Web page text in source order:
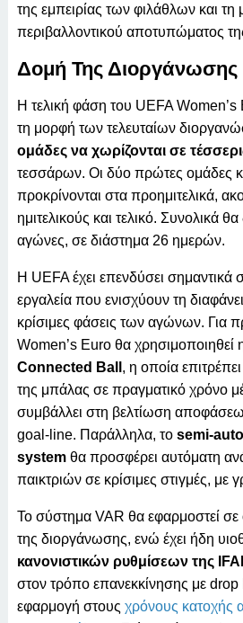
της εμπειρίας των φιλάθλων και τη
περιβαλλοντικού αποτυπώματος
Δομή Της Διοργάνωσης
Η τελική φάση του UEFA
τη μορφή των τελευταίων
ομάδες να χωρίζονται σε
τεσσάρων. Οι δύο πρώτες ομάδες
προκρίνονται στα προημιτελικά,
ημιτελικούς και τελικό. Συνολικά
αγώνες, σε διάστημα 26 ημερών.
Η UEFA έχει επενδύσει σημαντικά
εργαλεία που ενισχύουν τη
κρίσιμες φάσεις των αγώνων. Για
Women’s Euro θα χρησιμοποιηθεί
Connected Ball , η οποία
της μπάλας σε πραγματικό χρόνο
συμβάλλει στη βελτίωση
goal-line. Παράλληλα, το semi-
systemθα προσφέρει αυτόματη
παικτριών σε κρίσιμες στιγμές, με
Το σύστημα VAR θα εφαρμοστεί
της διοργάνωσης, ενώ έχει ήδη
κανονιστικών ρυθμίσεων της
στον τρόπο επανεκκίνησης με
εφαρμογή στους χρόνους κατοχής